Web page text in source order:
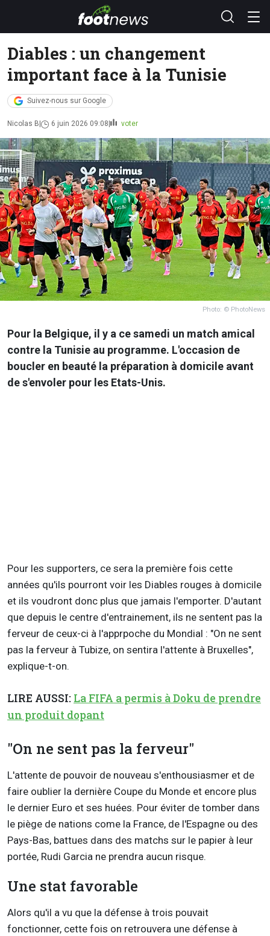
Diables : un changement
important face à la Tunisie
Suivez-nous sur Google
Nicolas B 6 juin 2026 09:08 voter
Photo: © PhotoNews
Pour la Belgique, il y a ce samedi un match amical
contre la Tunisie au programme. L'occasion de
boucler en beauté la préparation à domicile avant
de s'envoler pour les Etats-Unis.
Pour les supporters, ce sera la première fois cette
années qu'ils pourront voir les Diables rouges à domicile
et ils voudront donc plus que jamais l'emporter. D'autant
que depuis le centre d'entrainement, ils ne sentent pas la
ferveur de ceux-ci à l'apprpoche du Mondial : "On ne sent
pas la ferveur à Tubize, on sentira l'attente à Bruxelles",
explique-t-on.
LIRE AUSSI: La FIFA a permis à Doku de prendre
un produit dopant
"On ne sent pas la ferveur"
L'attente de pouvoir de nouveau s'enthousiasmer et de
faire oublier la dernière Coupe du Monde et encore plus
le dernier Euro et ses huées. Pour éviter de tomber dans
le piège de nations come la France, de l'Espagne ou des
Pays-Bas, battues dans des matchs sur le papier à leur
portée, Rudi Garcia ne prendra aucun risque.
Une stat favorable
Alors qu'il a vu que la défense à trois pouvait
fonctionner, cette fois on retrouvera une défense à